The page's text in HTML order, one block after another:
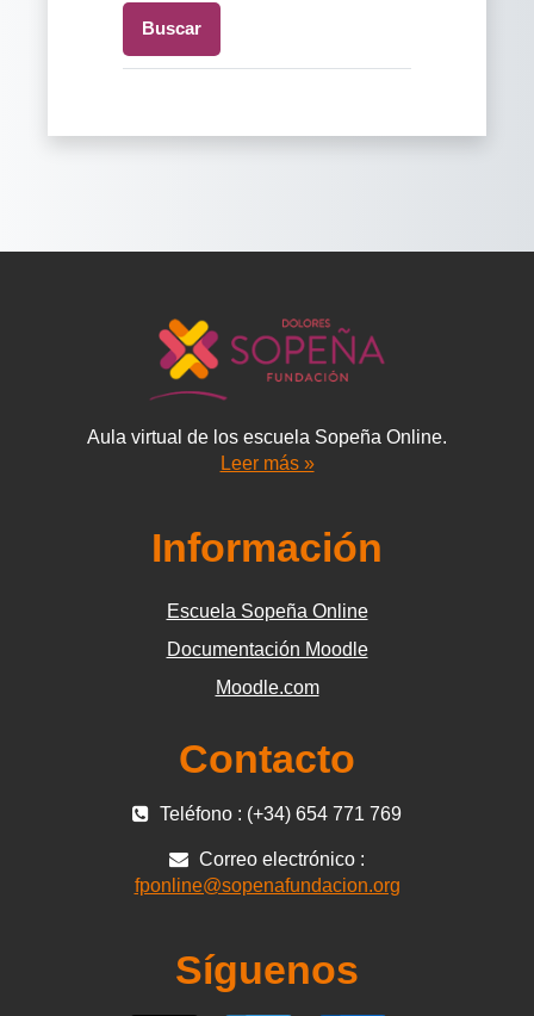
Aula virtual de los escuela Sopeña Online.
Leer más »
Información
Escuela Sopeña Online
Documentación Moodle
Moodle.com
Contacto
Teléfono : (+34) 654 771 769
Correo electrónico :
fponline@sopenafundacion.org
Síguenos